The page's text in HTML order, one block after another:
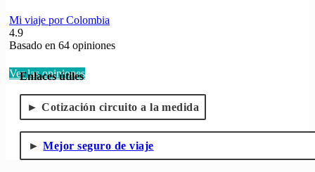
Mi viaje por Colombia
4.9
Basado en 64 opiniones
Ver las opiniones
Enlaces útiles
Cotización circuito a la medida
Mejor seguro de viaje